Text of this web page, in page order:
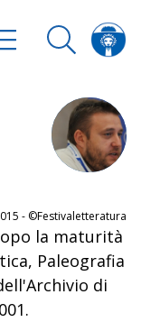
- ©Festivaletteratura
la maturità
Paleografia
di